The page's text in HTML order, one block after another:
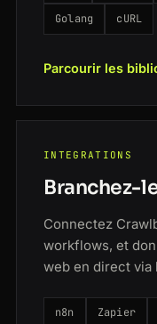
Golang cURL
Parcourir les
INTEGRATIONS
Branchez-
Connectez
workflows, et
web en direct via
n8n Zapier